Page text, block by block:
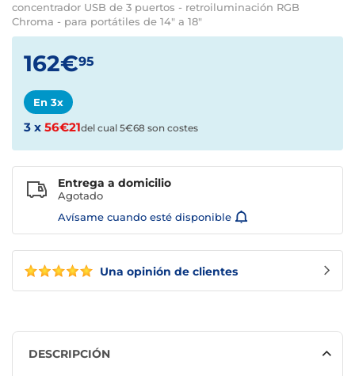
concentrador USB de 3 puertos - retroiluminación RGB
Chroma - para portátiles de 14" a 18"
Una opinión de clientes
162€95
En 3x
3 x 56€21del cual 5€68 son costes
Entrega a domicilio
Agotado
Avísame cuando esté disponible
DESCRIPCIÓN